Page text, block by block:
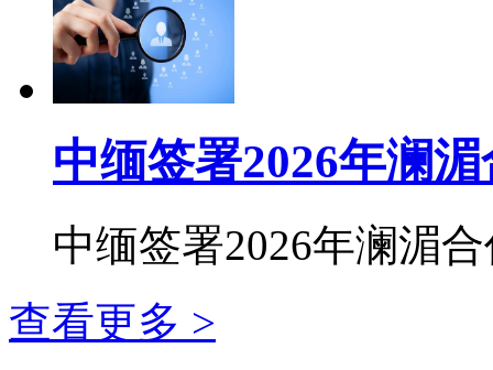
中缅签署2026年澜
中缅签署2026年澜湄
查看更多 >